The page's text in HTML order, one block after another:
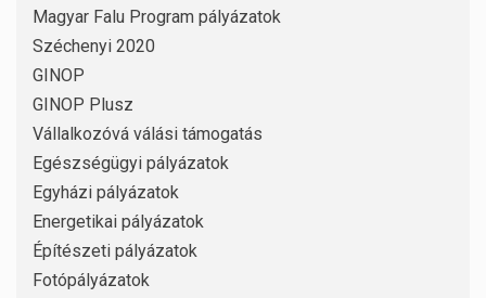
Magyar Falu Program pályázatok
Széchenyi 2020
GINOP
GINOP Plusz
Vállalkozóvá válási támogatás
Egészségügyi pályázatok
Egyházi pályázatok
Energetikai pályázatok
Építészeti pályázatok
Fotópályázatok